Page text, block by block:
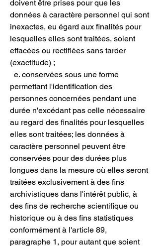
doivent être prises pour que les
données à caractère personnel qui sont
inexactes, eu égard aux finalités pour
lesquelles elles sont traitées, soient
effacées ou rectifiées sans tarder
(exactitude) ;
e. conservées sous une forme
permettant l'identification des
personnes concernées pendant une
durée n'excédant pas celle nécessaire
au regard des finalités pour lesquelles
elles sont traitées; les données à
caractère personnel peuvent être
conservées pour des durées plus
longues dans la mesure où elles seront
traitées exclusivement à des fins
archivistiques dans l'intérêt public, à
des fins de recherche scientifique ou
historique ou à des fins statistiques
conformément à l'article 89,
paragraphe 1, pour autant que soient